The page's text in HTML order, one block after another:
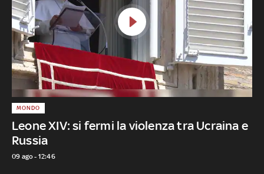
Leone XIV: si fermi la violenza tra Ucraina e
Russia
MONDO
09 ago - 12:46